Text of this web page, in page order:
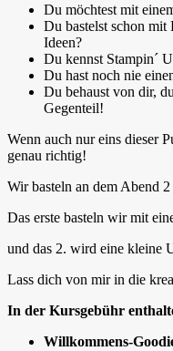
Du möchtest mit
Du bastelst schon mit
Ideen?
Du kennst Stampin´
Du hast noch nie
Du behaust von dir,
Gegenteil!
Wenn auch nur eins dieser
genau richtig!
Wir basteln an dem Abend
Das erste basteln wir mit
und das 2. wird eine kleine
Lass dich von mir in die
In der Kursgebühr
Willkommens-